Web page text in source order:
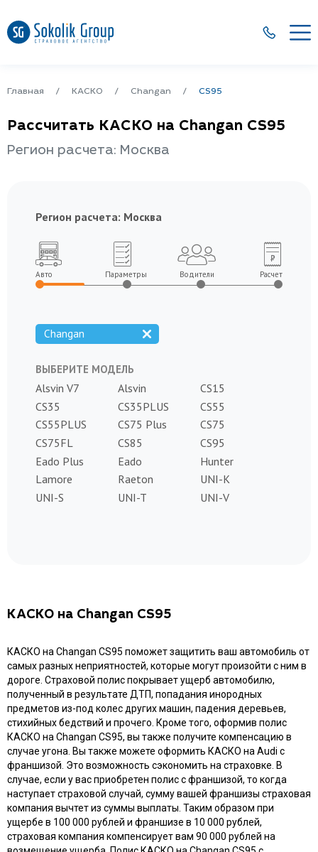
Главная КАСКО Changan CS95
Рассчитать КАСКО на Changan CS95
Регион расчета: Москва
Регион расчета: Москва
Авто Параметры Водители Расчет
Changan
ВЫБЕРИТЕ МОДЕЛЬ
Alsvin V7 Alsvin
CS15
CS35
CS35PLUS
CS55
CS55PLUS
CS75 Plus
CS75
CS75FL
CS85
CS95
Eado Plus
Eado
Hunter
Lamore
Raeton
UNI-K
UNI-S
UNI-T UNI-V
КАСКО на Changan CS95
КАСКО на Changan CS95 поможет защитить ваш автомобиль от
самых разных неприятностей, которые могут произойти с ним в
дороге. Страховой полис покрывает ущерб автомобилю,
полученный в результате ДТП, попадания инородных
предметов из-под колес других машин, падения деревьев,
стихийных бедствий и прочего. Кроме того, оформив полис
КАСКО на Changan CS95, вы также получите компенсацию в
случае угона. Вы также можете оформить КАСКО на Audi с
франшизой. Это возможность сэкономить на страховке. В
случае, если у вас приобретен полис с франшизой, то когда
наступает страховой случай, сумму вашей франшизы страховая
компания вычтет из суммы выплаты. Таким образом при
ущербе в 100 000 рублей и франшизе в 10 000 рублей,
страховая компания компенсирует вам 90 000 рублей на